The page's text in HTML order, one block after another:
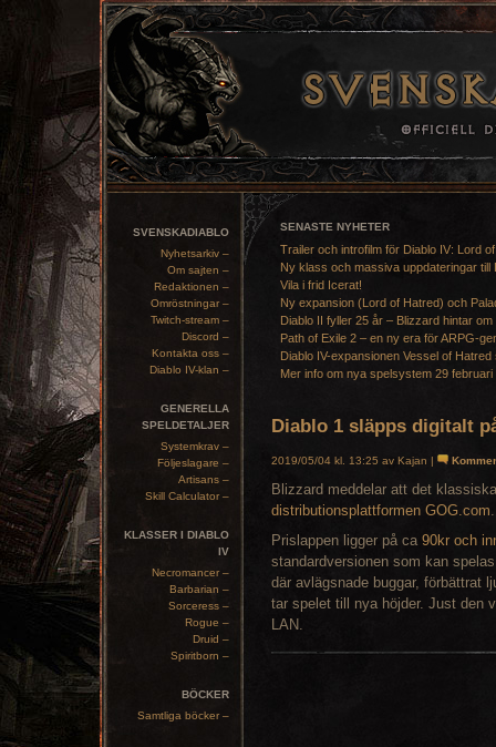
SVENSKADIABLO
Nyhetsarkiv –
Om sajten –
Redaktionen –
Omröstningar –
Twitch-stream –
Discord –
Kontakta oss –
Diablo IV-klan –
GENERELLA
SPELDETALJER
Systemkrav –
Följeslagare –
Artisans –
Skill Calculator –
KLASSER I DIABLO
IV
Necromancer –
Barbarian –
Sorceress –
Rogue –
Druid –
Spiritborn –
BÖCKER
Samtliga böcker –
SENASTE NYHETER
Trailer och introfilm för Diablo IV: Lord
Ny klass och massiva uppdateringar till
Vila i frid Icerat!
Ny expansion (Lord of Hatred) och
Diablo II fyller 25 år – Blizzard hintar om
Path of Exile 2 – en ny era för ARPG-
Diablo IV-expansionen Vessel of
Mer info om nya spelsystem 29 februari
Diablo 1 släpps digitalt
2019/05/04 kl. 13:25 av Kajan |
Blizzard meddelar att det
distributionsplattformen GOG.com.
Prislappen ligger på ca 90kr och
standardversionen som kan
där avlägsnade buggar, förbättrat
tar spelet till nya höjder. Just den
LAN.